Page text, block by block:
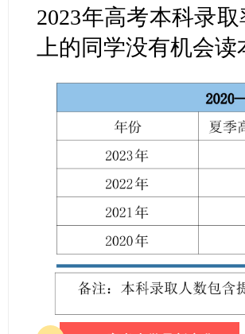
2023年高考本科录
上的同学没有机会读